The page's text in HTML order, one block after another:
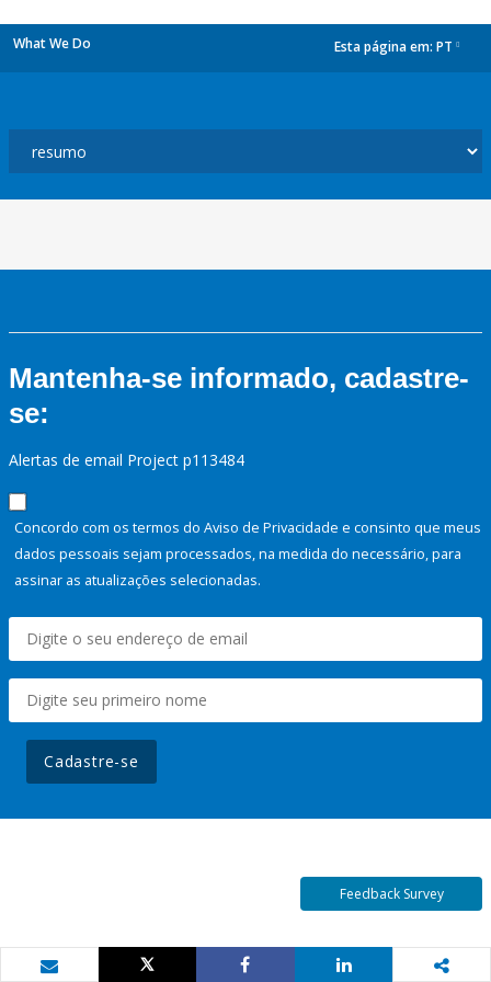
What We Do Esta página em: PT
Mantenha-se informado, cadastre-
se:
Alertas de email Project p113484
Concordo com os termos do Aviso de Privacidade e consinto que meus
dados pessoais sejam processados, na medida do necessário, para
assinar as atualizações selecionadas.
Cadastre-se
Feedback Survey